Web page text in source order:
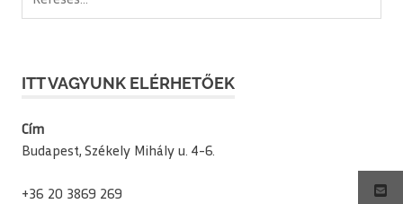
ITT VAGYUNK ELÉRHETŐEK
Cím
Budapest, Székely Mihály u. 4-6.
+36 20 3869 269